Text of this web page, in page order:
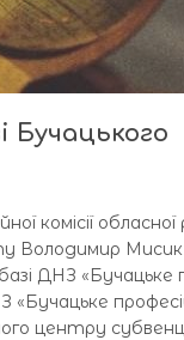
Бучацького
комісії обласної
Володимир Мисик
ДНЗ «Бучацьке
«Бучацьке
центру